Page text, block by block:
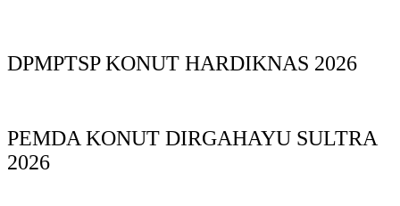
DPMPTSP KONUT HARDIKNAS 2026
PEMDA KONUT DIRGAHAYU SULTRA
2026